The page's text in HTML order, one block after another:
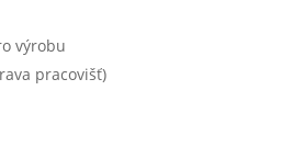
výrobu
pracovišť)